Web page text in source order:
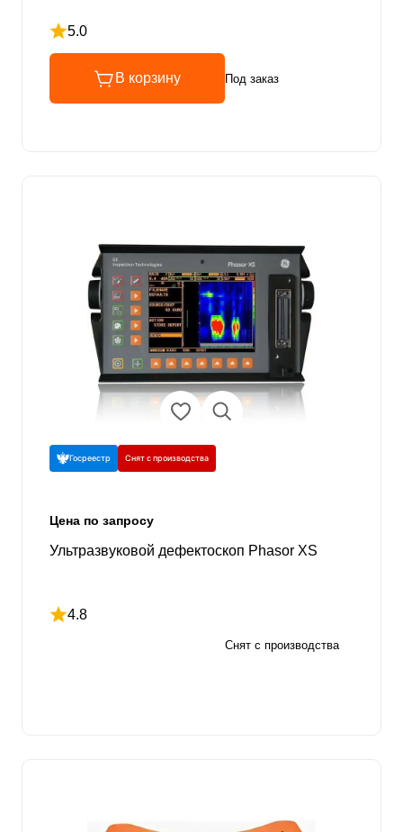
5.0
Рейтинг 5 из 5
В корзину Под заказ
Госреестр Снят с производства
Цена по запросу
Ультразвуковой дефектоскоп Phasor XS
4.8
Рейтинг 4.8 из 5
Снят с производства